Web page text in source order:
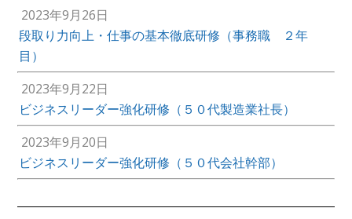
2023年9月26日
段取り力向上・仕事の基本徹底研修（事務職 ２年
目）
2023年9月22日
ビジネスリーダー強化研修（５０代製造業社長）
2023年9月20日
ビジネスリーダー強化研修（５０代会社幹部）